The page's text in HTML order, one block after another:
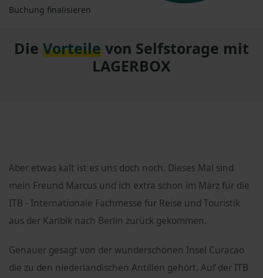
Buchung finalisieren
Die Vorteile von Selfstorage mit
LAGERBOX
Aber etwas kalt ist es uns doch noch. Dieses Mal sind
mein Freund Marcus und ich extra schon im März für die
ITB - Internationale Fachmesse für Reise und Touristik
aus der Karibik nach Berlin zurück gekommen.
Genauer gesagt von der wunderschönen Insel Curacao
die zu den niederländischen Antillen gehört. Auf der ITB